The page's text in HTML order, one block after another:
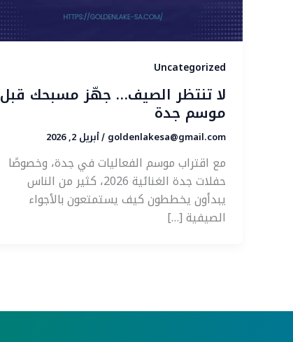
Uncategorized
لا تنتظر الصيف… جهّز مسبحك قبل
موسم جدة
goldenlakesa@gmail.com
/ أبريل 2, 2026
مع اقتراب موسم الفعاليات في جدة، وخصوصًا
حفلات جدة الغنائية 2026، كثير من الناس
يبدأون يخططون كيف يستمتعون بالأجواء
الصيفية […]